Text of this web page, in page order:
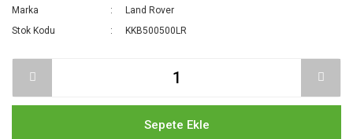
Marka
Land Rover
Stok Kodu
KKB500500LR
Sepete Ekle